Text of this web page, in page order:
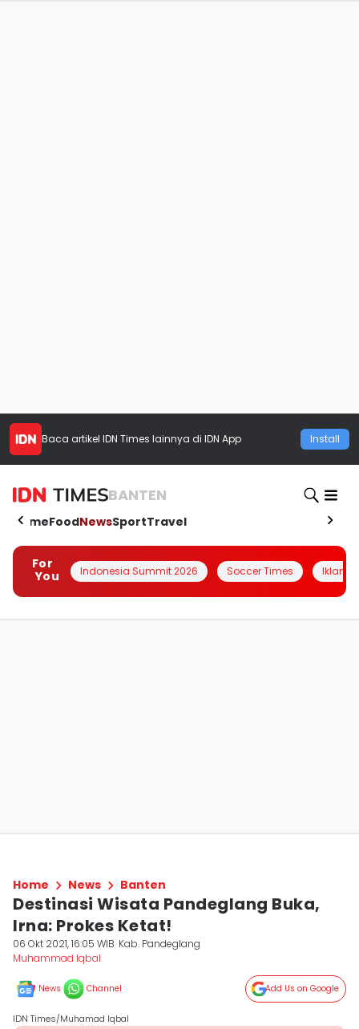
Baca artikel IDN Times lainnya di IDN App Install
BANTEN
HomeFoodNewsSportTravel
For
You
Indonesia Summit 2026 Soccer Times Iklanin
Home News Banten
Destinasi Wisata Pandeglang Buka,
Irna: Prokes Ketat!
06 Okt 2021, 16:05 WIB Kab. Pandeglang
Muhammad Iqbal
News Channel Add Us on Google
IDN Times/Muhamad Iqbal